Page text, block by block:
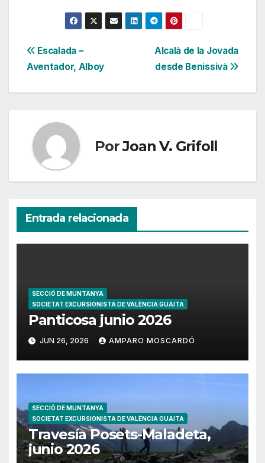
Navegación
Alcalà de la Jovada
desde Benissivà
Escalada –
Aventador, Alboy
PorJoan V. Grifoll
Entrada relacionada
SECCIÓ DE MUNTANYA
SOCIETAT EXCURSIONISTA DE VALÈNCIA GUAITA
Panticosa junio 2026
JUN 26, 2026 AMPARO MOSCARDÓ
SECCIÓ DE MUNTANYA
SOCIETAT EXCURSIONISTA DE VALÈNCIA GUAITA
Travesía Posets-Maladeta,
junio 2026